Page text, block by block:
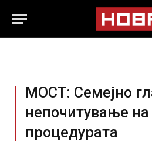
МОСТ: Семејно
непочитување на
процедурата